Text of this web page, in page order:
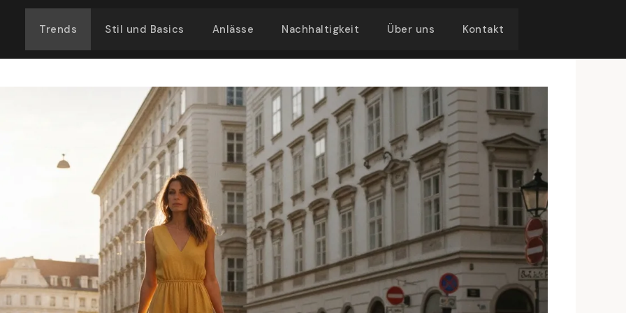
Trends Stil und Basics Anlässe Nachhaltigkeit Über uns Kontakt